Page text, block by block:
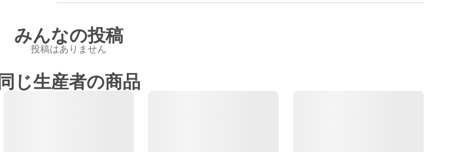
みんなの投稿
投稿はありません
同じ生産者の商品